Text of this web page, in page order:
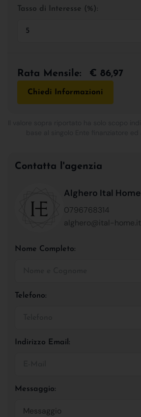
Tasso di Interesse (%):
Rata Mensile: € 86,97
Chiedi Informazioni
Contatta l'agenzia
Alghero Ital Home
0796768314
alghero@ital-home.it
Nome Completo:
Telefono:
Indirizzo Email:
Messaggio: